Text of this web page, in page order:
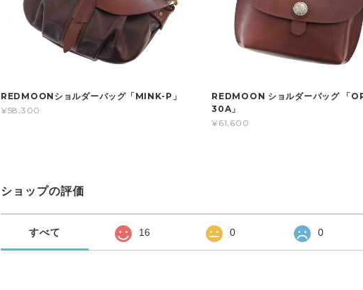
REDMOONショルダーバッグ「MINK-P」
¥58,300
REDMOON ショルダーバッグ 「
30A」
¥61,600
ショップの評価
すべて 16 0 0